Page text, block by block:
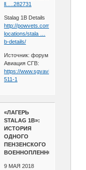
ll.....282731
Stalag 1B Details
http://powvets.com/camp-
locations/stala …
b-details/
Источник: форум
Авиация СГВ:
https://www.sgvavia.ru/forum/
511-1
«ЛАГЕРЬ
STALAG 1B»:
ИСТОРИЯ
ОДНОГО
ПЕНЗЕНСКОГО
ВОЕННОПЛЕННОГО
9 МАЯ 2018